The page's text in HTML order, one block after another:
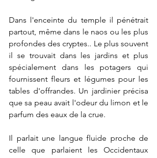
Dans l'enceinte du temple il pénétrait
partout, même dans le naos ou les plus
profondes des cryptes.. Le plus souvent
il se trouvait dans les jardins et plus
spécialement dans les potagers qui
fournissent fleurs et légumes pour les
tables d'offrandes. Un jardinier précisa
que sa peau avait l'odeur du limon et le
parfum des eaux de la crue.
Il parlait une langue fluide proche de
celle que parlaient les Occidentaux